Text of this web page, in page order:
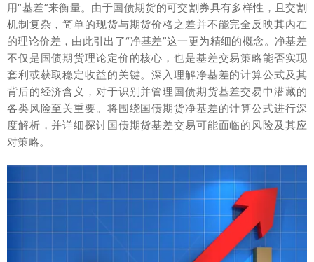
用“基差”来衡量。由于国债期货的可交割券具有多样性，且交割
机制复杂，简单的现货与期货价格之差并不能完全反映其内在
的理论价差，由此引出了“净基差”这一更为精细的概念。净基差
不仅是国债期货理论定价的核心，也是基差交易策略能否实现
套利或获取稳定收益的关键。深入理解净基差的计算公式及其
背后的经济含义，对于识别并管理国债期货基差交易中潜藏的
各类风险至关重要。将围绕国债期货净基差的计算公式进行深
度解析，并详细探讨国债期货基差交易可能面临的风险及其应
对策略。